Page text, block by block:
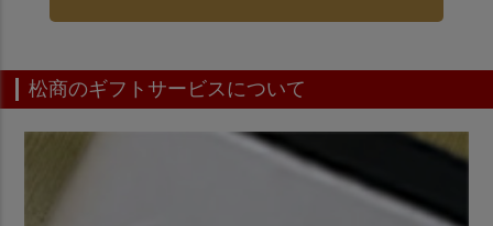
松商のギフトサービスについて